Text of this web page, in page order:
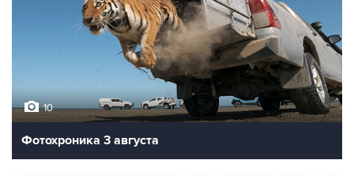
10
Фотохроника 3 августа